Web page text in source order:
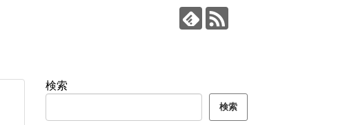
検索
検索